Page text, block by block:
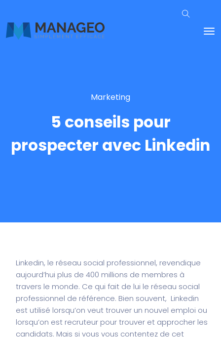
Marketing
5 conseils pour
prospecter avec Linkedin
Linkedin, le réseau social professionnel, revendique
aujourd’hui plus de 400 millions de membres à
travers le monde. Ce qui fait de lui le réseau social
professionnel de référence. Bien souvent, Linkedin
est utilisé lorsqu’on veut trouver un nouvel emploi ou
lorsqu’on est recruteur pour trouver et approcher les
candidats. Mais si vous vous contentez de cet